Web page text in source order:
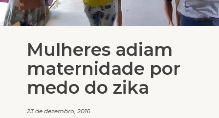
Mulheres adiam
maternidade por
medo do zika
23 de dezembro, 2016